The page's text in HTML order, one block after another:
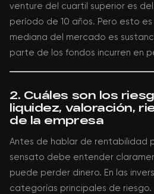
venture del cuartil superior es del
período de 10 años. Pero esto
mediana del mercado es
parte de los fondos incurren en
2. Cuáles son los
liquidez, valoración,
de la empresa
Antes de hablar de rentabilidad
sensato debe entender
puede perder dinero. En las
categorías principales de riesgo.